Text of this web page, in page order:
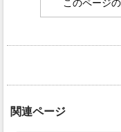
このページ
関連ページ